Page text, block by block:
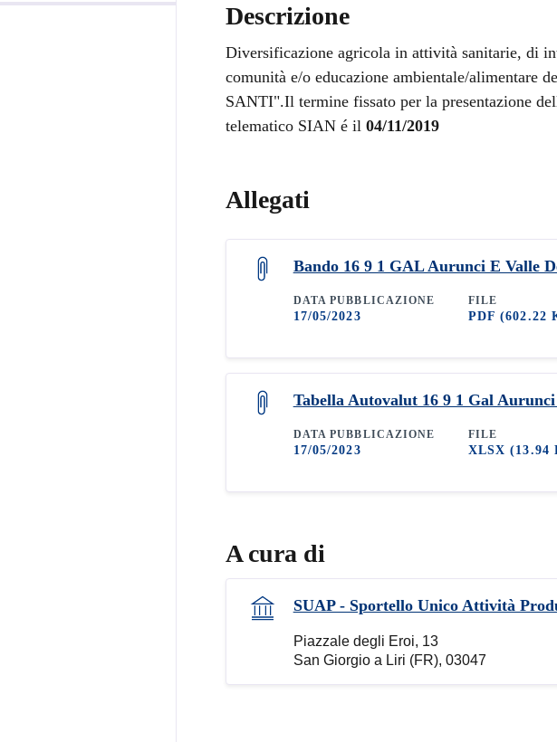
Descrizione
Diversificazione agricola in attività sanitarie, di
comunità e/o educazione ambientale/
SANTI".Il termine fissato per la presentazione
telematico SIAN é il 04/11/2019
Allegati
Bando 16 9 1 GAL Aurunci E Valle
DATA PUBBLICAZIONE
17/05/2023
FILE
PDF(602.22
Tabella Autovalut 16 9 1 Gal
DATA PUBBLICAZIONE
17/05/2023
FILE
XLSX(13.94
A cura di
SUAP - Sportello Unico Attività
Piazzale degli Eroi, 13
San Giorgio a Liri (FR), 03047